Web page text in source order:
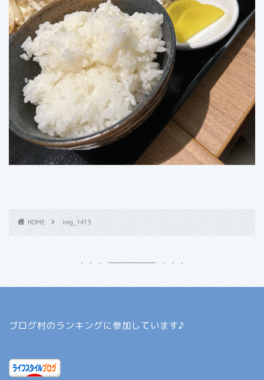
HOME img_1413
ブログ村のランキングに参加しています♪